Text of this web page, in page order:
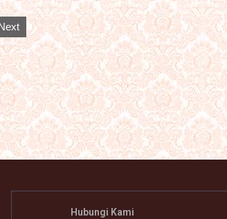
Hubungi Kami